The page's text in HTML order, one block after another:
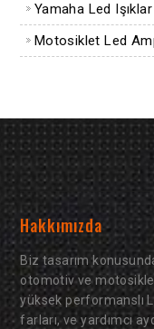
Yamaha Led Işıklar
Motosiklet Led
Hakkımızda
Biz tasarım
otomotiv ve motosiklet
yüksek performanslı
farları, ve yardımcı